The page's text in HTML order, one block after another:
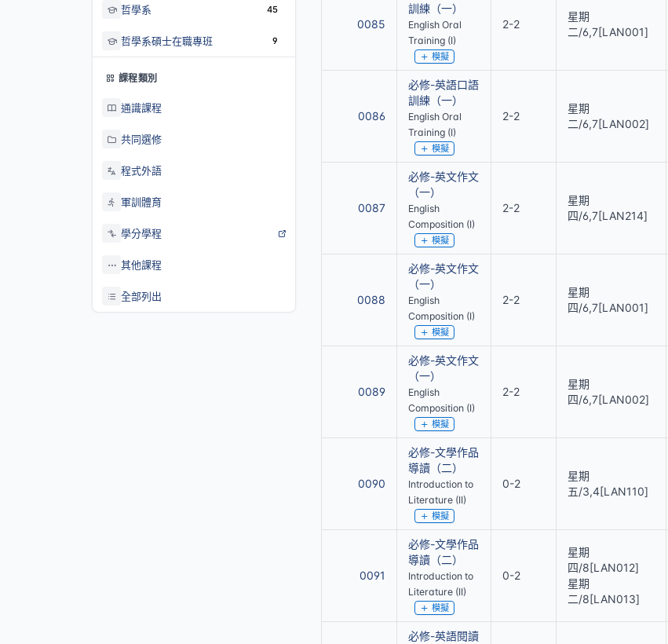
哲學系 45
哲學系碩士在職專班 9
課程類別
通識課程
共同選修
程式外語
軍訓體育
學分學程
其他課程
全部列出
0085
訓練（一）
English Oral
Training (I)
模擬
2-2
星期
二/6,7[LAN001]
0086
必修-英語口語
訓練（一）
English Oral
Training (I)
模擬
2-2
星期
二/6,7[LAN002]
0087
必修-英文作文
（一）
English
Composition (I)
模擬
2-2
星期
四/6,7[LAN214]
0088
必修-英文作文
（一）
English
Composition (I)
模擬
2-2
星期
四/6,7[LAN001]
0089
必修-英文作文
（一）
English
Composition (I)
模擬
2-2
星期
四/6,7[LAN002]
0090
必修-文學作品
導讀（二）
Introduction to
Literature (II)
模擬
0-2
星期
五/3,4[LAN110]
0091
必修-文學作品
導讀（二）
Introduction to
Literature (II)
模擬
0-2
星期
四/8[LAN012]
星期
二/8[LAN013]
必修-英語閱讀